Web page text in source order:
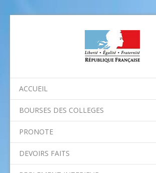
ACCUEIL
BOURSES DES COLLEGES
PRONOTE
DEVOIRS FAITS